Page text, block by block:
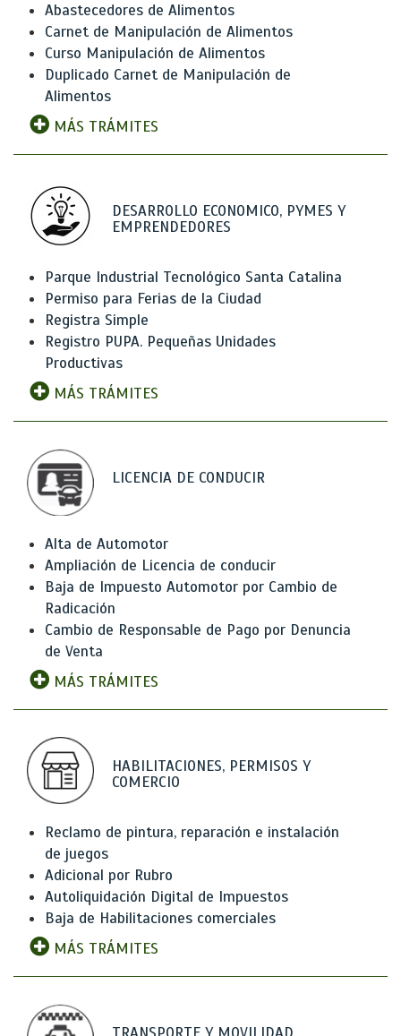
Abastecedores de Alimentos
Carnet de Manipulación de Alimentos
Curso Manipulación de Alimentos
Duplicado Carnet de Manipulación de
Alimentos
MÁS TRÁMITES
DESARROLLO ECONOMICO, PYMES Y
EMPRENDEDORES
Parque Industrial Tecnológico Santa Catalina
Permiso para Ferias de la Ciudad
Registra Simple
Registro PUPA. Pequeñas Unidades
Productivas
MÁS TRÁMITES
LICENCIA DE CONDUCIR
Alta de Automotor
Ampliación de Licencia de conducir
Baja de Impuesto Automotor por Cambio de
Radicación
Cambio de Responsable de Pago por Denuncia
de Venta
MÁS TRÁMITES
HABILITACIONES, PERMISOS Y
COMERCIO
Reclamo de pintura, reparación e instalación
de juegos
Adicional por Rubro
Autoliquidación Digital de Impuestos
Baja de Habilitaciones comerciales
MÁS TRÁMITES